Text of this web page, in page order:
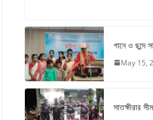
c
e
b
o
o
st
o
d
o
n
e
গানে ও ছন্দে
May 15,
সাতক্ষীরার